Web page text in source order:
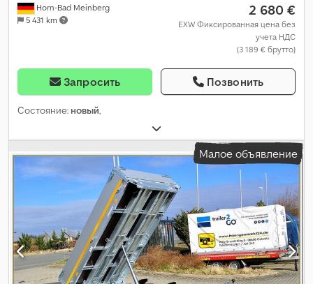
Horn-Bad Meinberg
5 431 km
2 680 €
EXW Фиксированная цена без
учета НДС
(3 189 € брутто)
Запросить Позвонить
Состояние: новый,
Малое объявление